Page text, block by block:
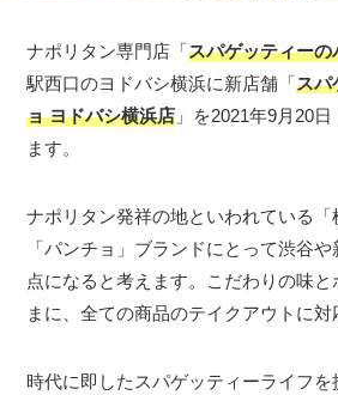
ナポリタン専門店「スパゲッティーの
駅西口のヨドバシ横浜に新店舗「スパ
ョ ヨドバシ横浜店 」を2021年9月20
ます。
ナポリタン発祥の地といわれている「
「パンチョ」ブランドにとって渋谷
点になると考えます。こだわりの味と
まに、全ての商品のテイクアウトに対
時代に即したスパゲッティーライフを